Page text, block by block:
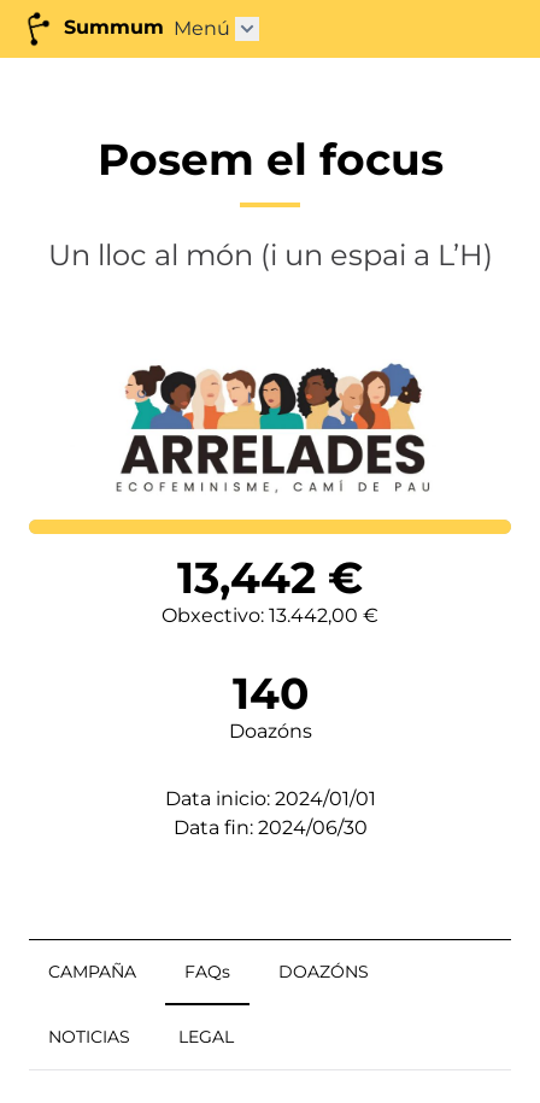
Summum Menú Abrir submenú"
Posem el focus
Un lloc al món (i un espai a L’H)
Lortutakoa
13,442 €
Obxectivo: 13.442,00 €
140
Doazóns
Data inicio: 2024/01/01
Data fin: 2024/06/30
CAMPAÑA FAQs DOAZÓNS
NOTICIAS LEGAL